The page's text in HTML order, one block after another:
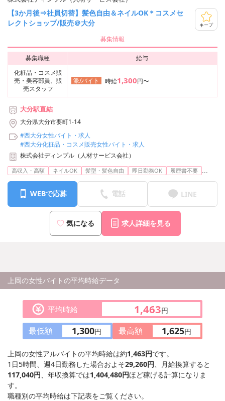
【3か月後⇒社員切替】髪色自由＆ネイルOK＊コスメセ
レクトショップ/販売＠大分
キープ
募集情報
募集職種
給与
化粧品・コスメ販
売・美容部員、販
売スタッフ
派/バイト 時給1,300円〜
大分駅直結
大分県大分市要町1-14
#西大分女性バイト・求人
#西大分化粧品・コスメ販売女性バイト・求人
株式会社ディンプル（人材サービス会社）
高収入・高額 ネイルOK 髪型・髪色自由 即日勤務OK 履歴書不要 ...
WEBで応募 電話 LINE
気になる 求人詳細を見る
上岡の女性バイトの平均時給データ
平均時給 1,463円
最低額 1,300円 最高額 1,625円
上岡の女性アルバイトの平均時給は約1,463円です。
1日5時間、週4日勤務した場合およそ29,260円 、月給換算すると
117,040円 、年収換算では1,404,480円ほど稼げる計算になりま
す。
職種別の平均時給は下記表をご覧ください。